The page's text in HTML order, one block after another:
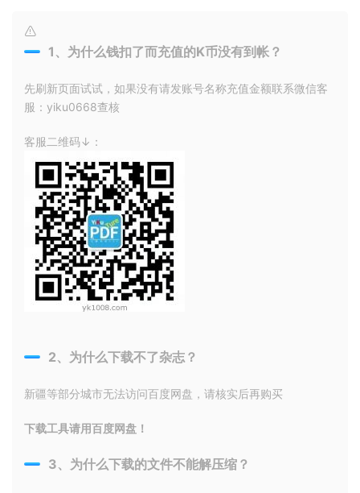
1、为什么钱扣了而充值的K币没有到帐？
先刷新页面试试，如果没有请发账号名称充值金额联系微信客
服：yiku0668查核
客服二维码↓：
2、为什么下载不了杂志？
新疆等部分城市无法访问百度网盘，请核实后再购买
下载工具请用百度网盘！
3、为什么下载的文件不能解压缩？